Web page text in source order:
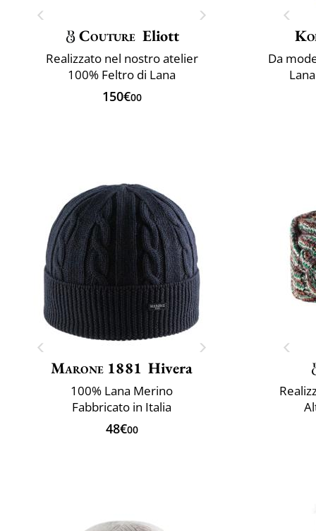
Couture Eliott
Realizzato nel nostro atelier
100% Feltro di Lana
150€00
Da
Marone 1881 Hivera
100% Lana Merino
Fabbricato in Italia
48€00